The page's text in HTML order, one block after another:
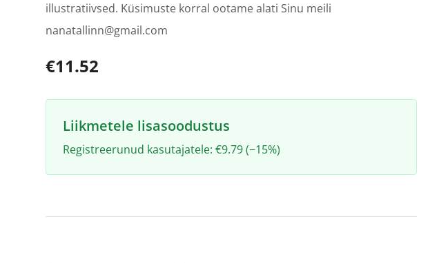
illustratiivsed. Küsimuste korral ootame alati Sinu meili
nanatallinn@gmail.com
€11.52
Liikmetele lisasoodustus
Registreerunud kasutajatele: €9.79 (−15%)